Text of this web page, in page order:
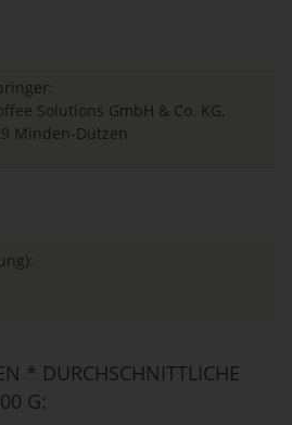
Solutions GmbH & Co. KG,
Minden-Dützen
* DURCHSCHNITTLICHE
G: